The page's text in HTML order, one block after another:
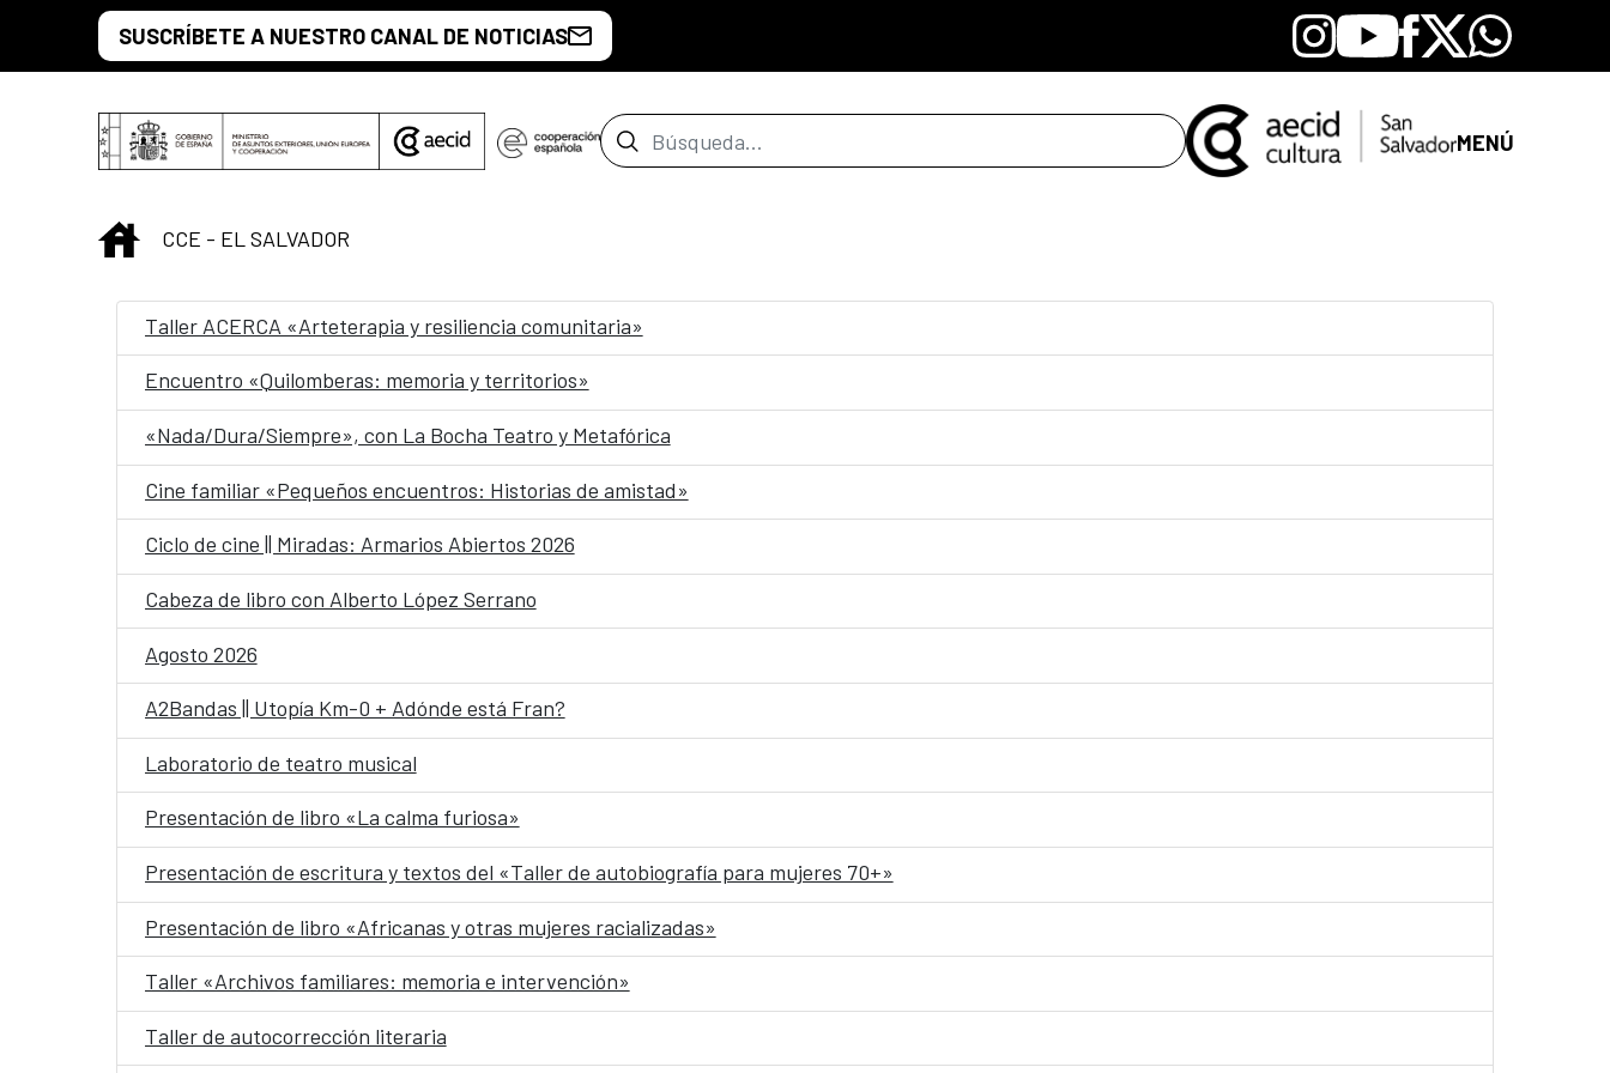
Saltar al contenido principal
SUSCRÍBETE A NUESTRO CANAL DE NOTICIAS Instagram
YoutubeFacebook
X Whatsapp
Barra de búsqueda MENÚ
INICIO
CCE - EL SALVADOR
Taller ACERCA «Arteterapia y resiliencia comunitaria»
Encuentro «Quilomberas: memoria y territorios»
«Nada/Dura/Siempre», con La Bocha Teatro y Metafórica
Cine familiar «Pequeños encuentros: Historias de amistad»
Ciclo de cine || Miradas: Armarios Abiertos 2026
Cabeza de libro con Alberto López Serrano
Agosto 2026
A2Bandas || Utopía Km-0 + Adónde está Fran?
Laboratorio de teatro musical
Presentación de libro «La calma furiosa»
Presentación de escritura y textos del «Taller de autobiografía para mujeres 70+»
Presentación de libro «Africanas y otras mujeres racializadas»
Taller «Archivos familiares: memoria e intervención»
Taller de autocorrección literaria